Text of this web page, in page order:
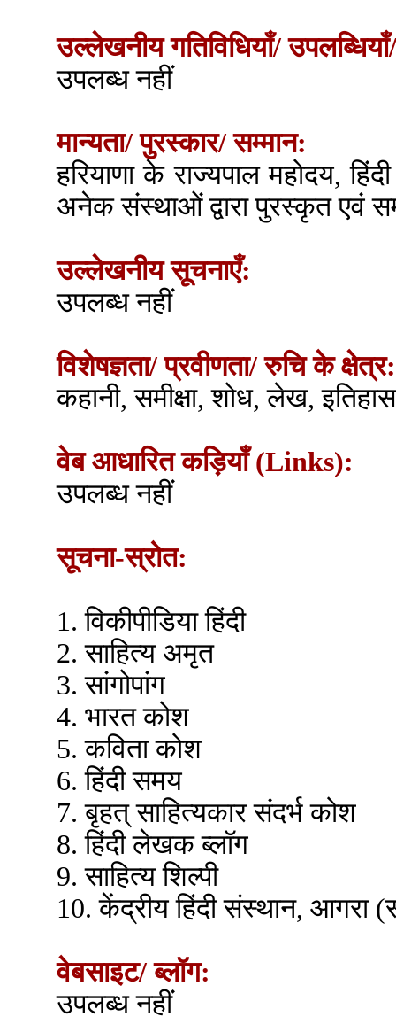
उल्लेखनीय गतिविधियाँ/
उपलब्ध नहीं
मान्यता/ पुरस्कार/ सम्मान:
हरियाणा के राज्यपाल महोदय,
अनेक संस्थाओं द्वारा पुरस्कृत एवं
उल्लेखनीय सूचनाएँ:
उपलब्ध नहीं
विशेषज्ञता/ प्रवीणता/ रुचि के क्षेत्र:
कहानी, समीक्षा, शोध, लेख, इतिहास
वेब आधारित कड़ियाँ (Links):
उपलब्ध नहीं
सूचना-स्रोत:
1. विकीपीडिया हिंदी
2. साहित्य अमृत
3. सांगोपांग
4. भारत कोश
5. कविता कोश
6. हिंदी समय
7. बृहत् साहित्यकार संदर्भ कोश
8. हिंदी लेखक ब्लॉग
9. साहित्य शिल्पी
10. केंद्रीय हिंदी संस्थान, आगरा
वेबसाइट/ ब्लॉग:
उपलब्ध नहीं